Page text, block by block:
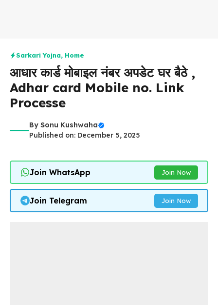
Sarkari Yojna, Home
आधार कार्ड मोबाइल नंबर अपडेट घर बैठे ,
Adhar card Mobile no. Link
Processe
By Sonu Kushwaha
Published on: December 5, 2025
Join WhatsApp Join Now
Join Telegram Join Now